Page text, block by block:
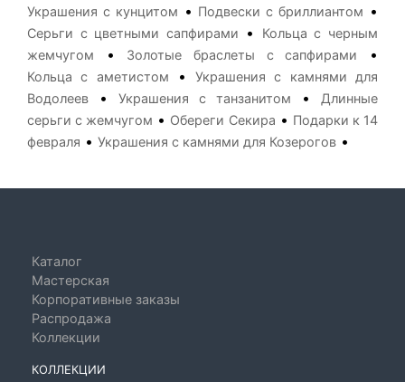
Украшения с кунцитом • Подвески с бриллиантом •
Серьги с цветными сапфирами •
Кольца с черным
жемчугом
• Золотые браслеты с сапфирами •
Кольца с аметистом •Украшения с камнями для
Водолеев • Украшения с танзанитом •
Длинные
серьги с жемчугом • Обереги Секира • Подарки к 14
февраля • Украшения с камнями для Козерогов •
Каталог
Мастерская
Корпоративные заказы
Распродажа
Коллекции
КОЛЛЕКЦИИ